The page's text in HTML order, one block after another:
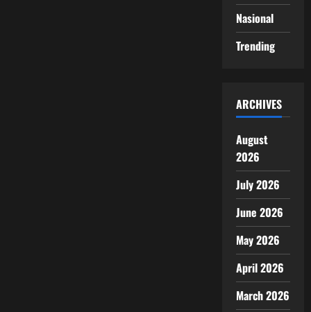
Nasional
Trending
ARCHIVES
August
2026
July 2026
June 2026
May 2026
April 2026
March 2026